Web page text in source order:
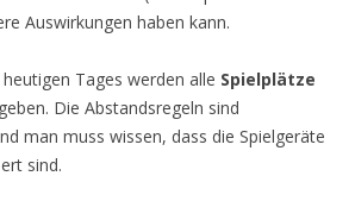
Auswirkungen haben kann.
Tages werden alle Spielplätze
Die Abstandsregeln sind
man muss wissen, dass die Spielgeräte
sind.